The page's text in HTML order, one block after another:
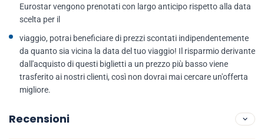
Eurostar vengono prenotati con largo anticipo rispetto alla data
scelta per il
viaggio, potrai beneficiare di prezzi scontati indipendentemente
da quanto sia vicina la data del tuo viaggio! Il risparmio derivante
dall'acquisto di questi biglietti a un prezzo più basso viene
trasferito ai nostri clienti, così non dovrai mai cercare un'offerta
migliore.
Recensioni